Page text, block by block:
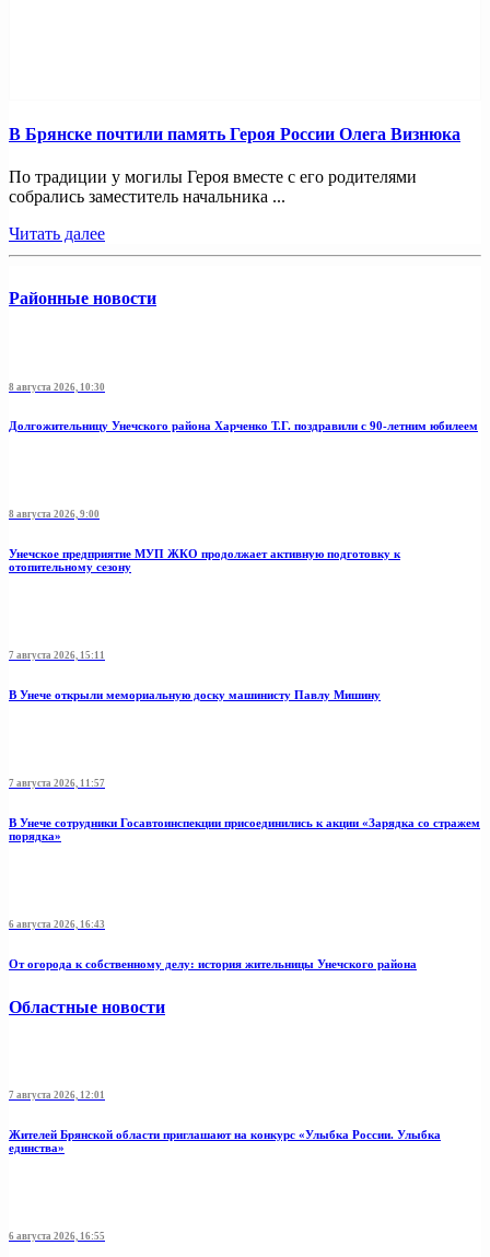
В Брянске почтили память Героя России Олега Визнюка
По традиции у могилы Героя вместе с его родителями
собрались заместитель начальника ...
Читать далее
Районные новости
8 августа 2026, 10:30
Долгожительницу Унечского района Харченко Т.Г. поздравили с 90-летним юбилеем
8 августа 2026, 9:00
Унечское предприятие МУП ЖКО продолжает активную подготовку к
отопительному сезону
7 августа 2026, 15:11
В Унече открыли мемориальную доску машинисту Павлу Мишину
7 августа 2026, 11:57
В Унече сотрудники Госавтоинспекции присоединились к акции «Зарядка со стражем
порядка»
6 августа 2026, 16:43
От огорода к собственному делу: история жительницы Унечского района
Областные новости
7 августа 2026, 12:01
Жителей Брянской области приглашают на конкурс «Улыбка России. Улыбка
единства»
6 августа 2026, 16:55